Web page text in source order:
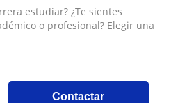
estudiar? ¿Te sientes
o profesional? Elegir una
Contactar